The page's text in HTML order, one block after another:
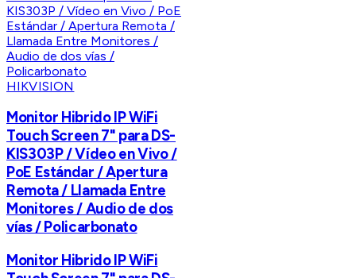
HIKVISION
Monitor Hibrido IP WiFi
Touch Screen 7" para DS-
KIS303P / Vídeo en Vivo /
PoE Estándar / Apertura
Remota / Llamada Entre
Monitores / Audio de dos
vías / Policarbonato
Monitor Hibrido IP WiFi